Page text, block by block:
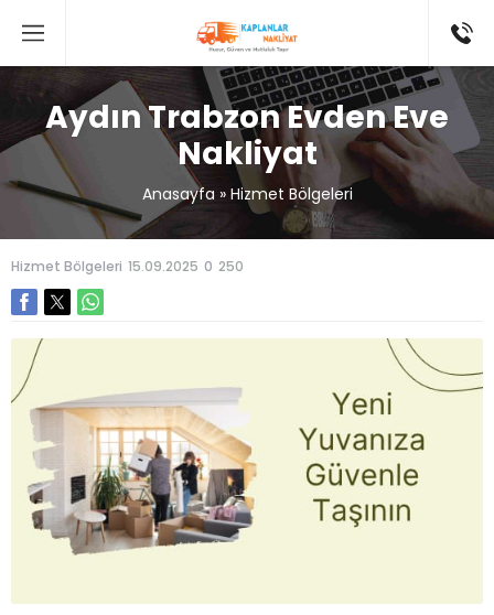
Aydın Trabzon Evden Eve
Nakliyat
Anasayfa» Hizmet Bölgeleri
Hizmet Bölgeleri 15.09.2025 0 250